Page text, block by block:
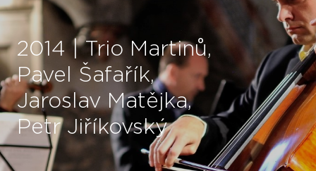
2014 | Trio Martinů,
Pavel Šafařík,
Jaroslav Matějka,
Petr Jiříkovský